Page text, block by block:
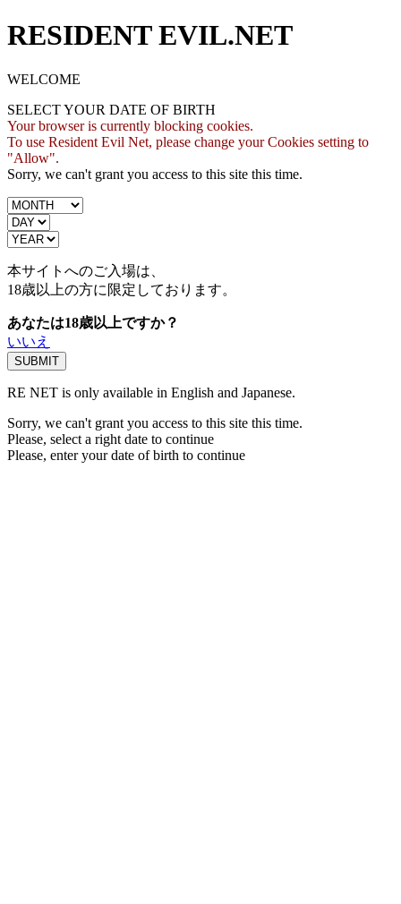
RESIDENT EVIL.NET
WELCOME
SELECT YOUR DATE OF BIRTH
Your browser is currently blocking cookies.
To use Resident Evil Net, please change your Cookies setting to
"Allow".
Sorry, we can't grant you access to this site this time.
本サイトへのご入場は、
18歳以上の方に限定しております。
あなたは18歳以上ですか？
いいえ
RE NET is only available in English and Japanese.
Sorry, we can't grant you access to this site this time.
Please, select a right date to continue
Please, enter your date of birth to continue